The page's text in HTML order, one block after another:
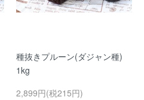
種抜きプルーン(ダジャン種)
1kg
2,899円(税215円)